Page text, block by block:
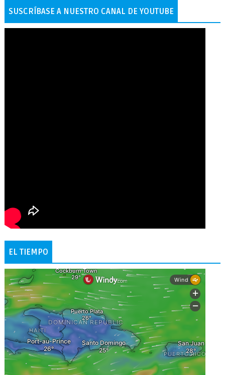
SUSCRÍBASE A NUESTRO CANAL DE YOUTUBE
EL TIEMPO